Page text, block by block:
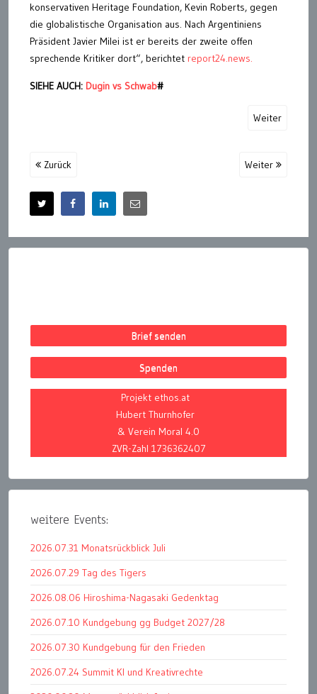
konservativen Heritage Foundation, Kevin Roberts, gegen
die globalistische Organisation aus. Nach Argentiniens
Präsident Javier Milei ist er bereits der zweite offen
sprechende Kritiker dort“, berichtet report24.news.
SIEHE AUCH: Dugin vs Schwab#
Weiter
Zurück Weiter
Brief senden
Spenden
Projekt ethos.at
Hubert Thurnhofer
& Verein Moral 4.0
ZVR-Zahl 1736362407
weitere Events:
2026.07.31 Monatsrückblick Juli
2026.07.29 Tag des Tigers
2026.08.06 Hiroshima-Nagasaki Gedenktag
2026.07.10 Kundgebung gg Budget 2027/28
2026.07.30 Kundgebung für den Frieden
2026.07.24 Summit KI und Kreativrechte